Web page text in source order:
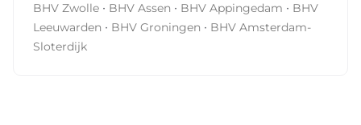
Leeuwarden ·BHV Groningen·BHV Amsterdam-
Sloterdijk